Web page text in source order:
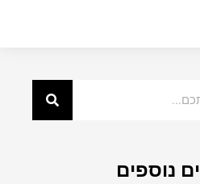
נוספים